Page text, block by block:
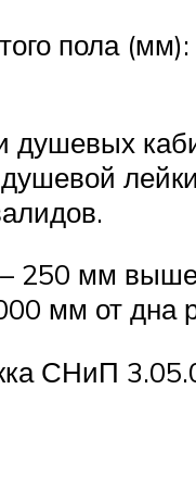
пола (мм):
душевых
мм выше
мм от дна
СНиП